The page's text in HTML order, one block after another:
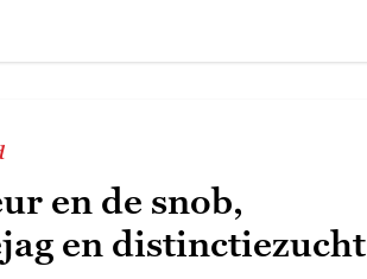
en de snob,
en distinctiezucht